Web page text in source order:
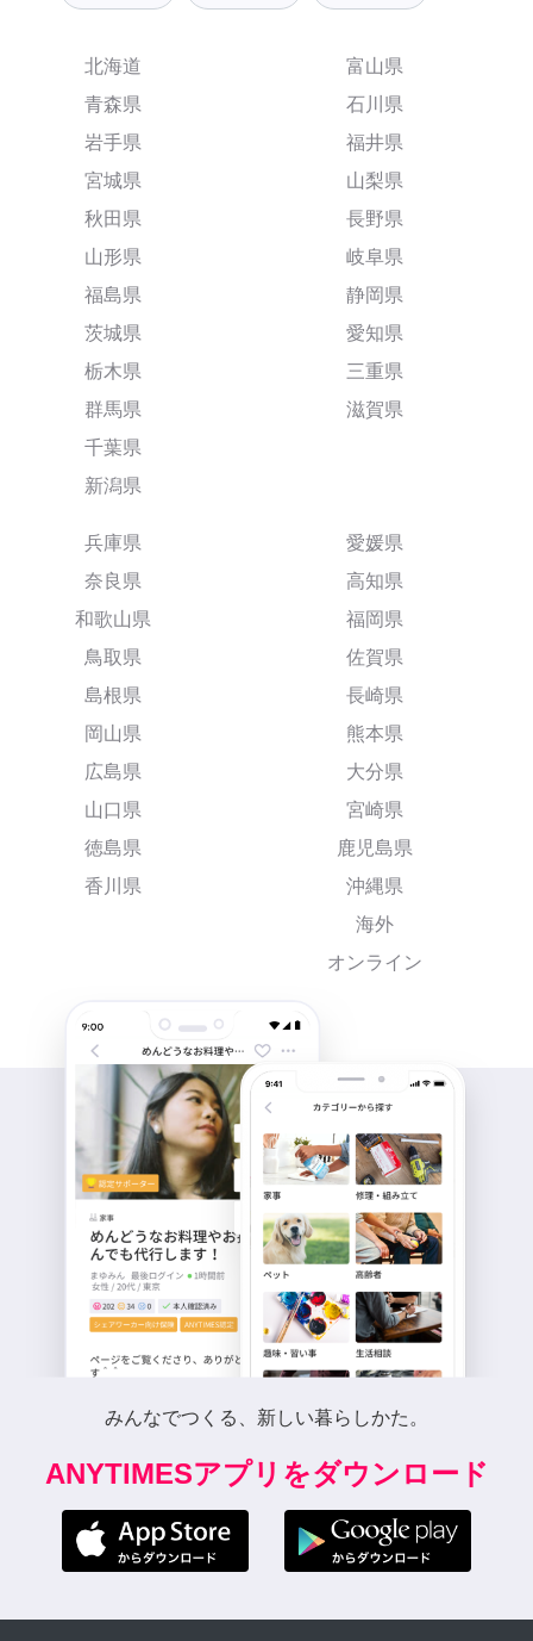
北海道
青森県
岩手県
宮城県
秋田県
山形県
福島県
茨城県
栃木県
群馬県
千葉県
新潟県
富山県
石川県
福井県
山梨県
長野県
岐阜県
静岡県
愛知県
三重県
滋賀県
兵庫県
奈良県
和歌山県
鳥取県
島根県
岡山県
広島県
山口県
徳島県
香川県
愛媛県
高知県
福岡県
佐賀県
長崎県
熊本県
大分県
宮崎県
鹿児島県
沖縄県
海外
オンライン
みんなでつくる、新しい暮らしかた。
ANYTIMESアプリをダウンロード